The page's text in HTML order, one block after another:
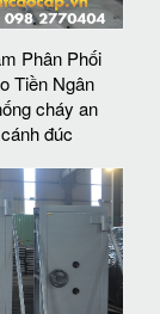
Phân Phối
Tiền Ngân
cháy an
đúc